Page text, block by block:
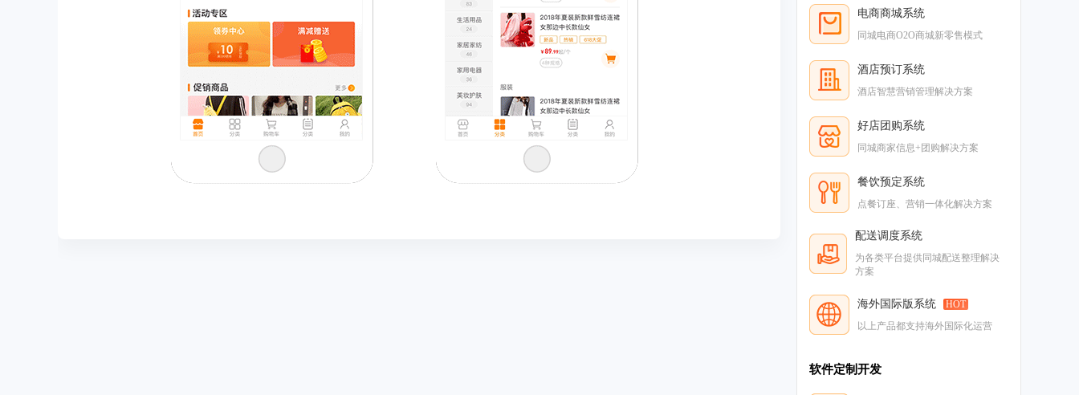
电商商城系统
同城电商O2O商城新零售模式
酒店预订系统
酒店智慧营销管理解决方案
好店团购系统
同城商家信息+团购解决方案
餐饮预定系统
点餐订座、营销一体化解决方案
配送调度系统
为各类平台提供同城配送整理解决
方案
海外国际版系统
HOT
以上产品都支持海外国际化运营
软件定制开发